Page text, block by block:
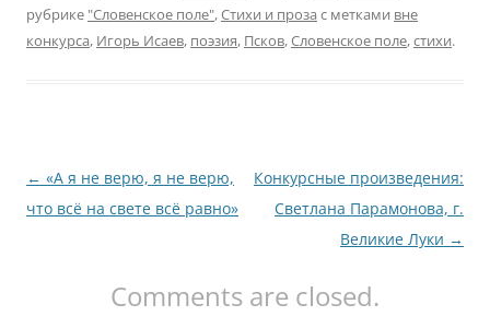
рубрике "Словенское поле",Стихи и проза с метками вне
конкурса, Игорь Исаев, поэзия, Псков,Словенское поле,стихи.
Навигация
по
← «А я не верю, я не верю,
что всё на свете всё равно»
Конкурсные произведения:
Светлана Парамонова, г.
Великие Луки →
Comments are closed.